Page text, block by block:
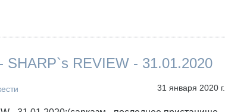
SHARP`s REVIEW - 31.01.2020
31 января 2020 г.